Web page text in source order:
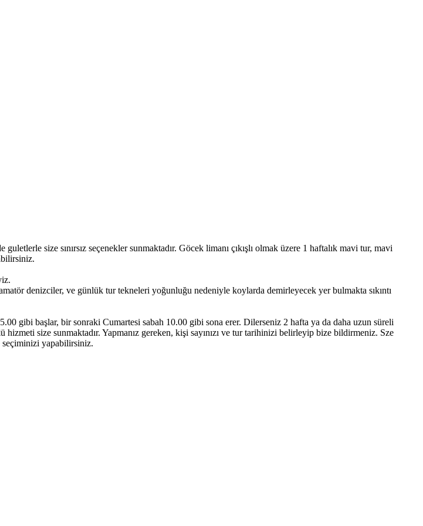
size sınırsız seçenekler sunmaktadır. Göcek limanı çıkışlı olmak üzere 1 haftalık mavi tur, mavi
denizciler, ve günlük tur tekneleri yoğunluğu nedeniyle koylarda demirleyecek yer bulmakta sıkıntı
gibi başlar, bir sonraki Cumartesi sabah 10.00 gibi sona erer. Dilerseniz 2 hafta ya da daha uzun süreli
size sunmaktadır. Yapmanız gereken, kişi sayınızı ve tur tarihinizi belirleyip bize bildirmeniz. Sze
seçiminizi yapabilirsiniz.